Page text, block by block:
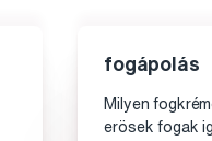
fogápolás
Milyen
erösek fogak